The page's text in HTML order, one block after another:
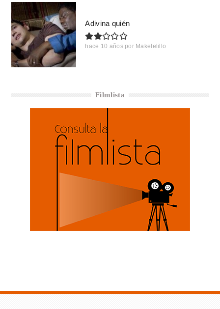
Adivina quién
hace 10 años por Makelelillo
Filmlista